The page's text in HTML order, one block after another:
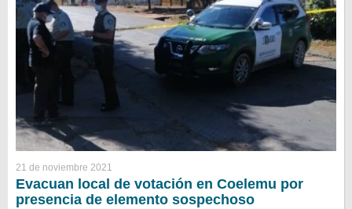
21 de noviembre 2021
Evacuan local de votación en Coelemu por
presencia de elemento sospechoso